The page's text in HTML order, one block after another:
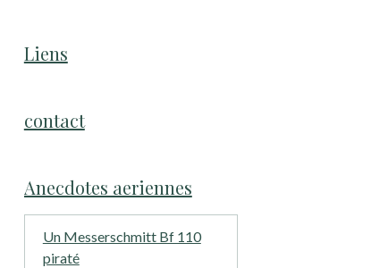
Liens
contact
Anecdotes aeriennes
Un Messerschmitt Bf 110
piraté